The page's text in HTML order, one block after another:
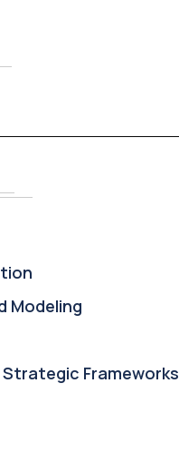
Modeling
Strategic Frameworks